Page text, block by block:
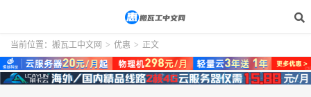
当前位置： 搬瓦工中文网 > 优惠 > 正文